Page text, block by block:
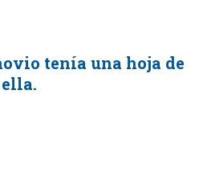
tenía una hoja de